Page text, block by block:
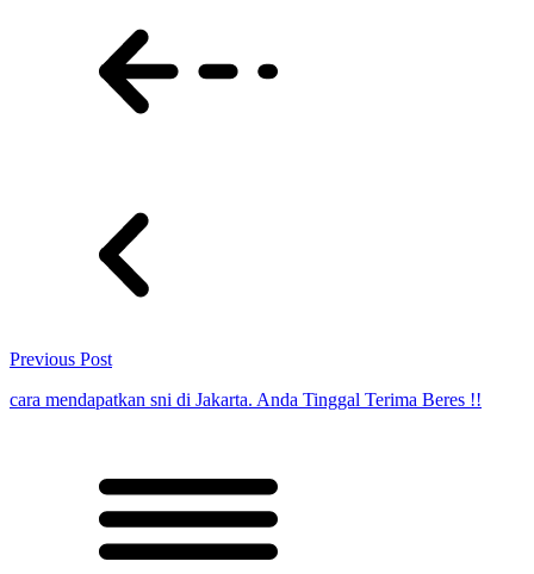
Previous Post
cara mendapatkan sni di Jakarta. Anda Tinggal Terima Beres !!